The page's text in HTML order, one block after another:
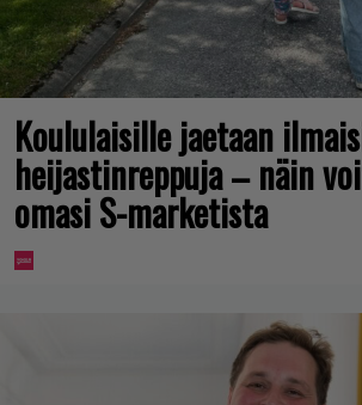
Koululaisille jaetaan
heijastinreppuja – näin
omasi S-marketista